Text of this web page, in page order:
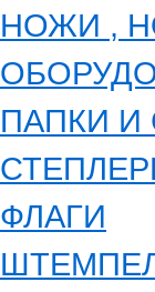
НОЖИ ,
ПАПКИ
ФЛАГИ